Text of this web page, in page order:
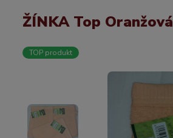
ŽÍNKA Top Oranžová
TOP produkt